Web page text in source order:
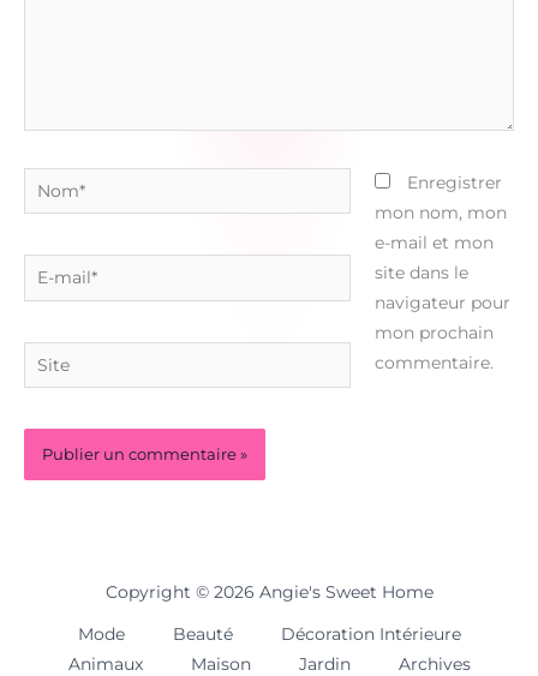
Nom*
E-
mail*
Site
Enregistrer
mon nom, mon
e-mail et mon
site dans le
navigateur pour
mon prochain
commentaire.
Copyright © 2026 Angie's Sweet Home
Mode Beauté
Décoration Intérieure
Animaux
Maison Jardin Archives